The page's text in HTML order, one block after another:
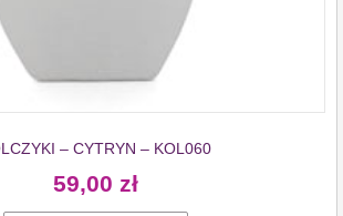
– CYTRYN – KOL060
59,00 zł